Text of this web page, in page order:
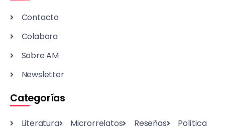
Contacto
Colabora
Sobre AM
Newsletter
Categorías
Literatura Microrrelatos Reseñas
Política